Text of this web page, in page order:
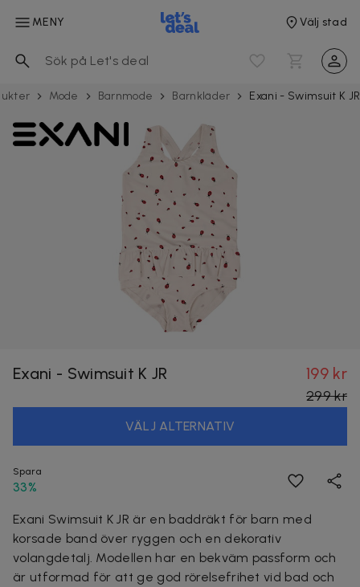
MENY Välj stad
Mode Barnmode Barnkläder Exani - Swimsuit K JR
Exani - Swimsuit K JR 199 kr
299 kr
VÄLJ ALTERNATIV
Spara
33%
Exani Swimsuit K JR är en baddräkt för barn med
korsade band över ryggen och en dekorativ
volangdetalj. Modellen har en bekväm passform och
är utformad för att ge god rörelsefrihet vid bad och